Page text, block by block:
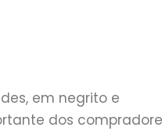
em negrito e
dos